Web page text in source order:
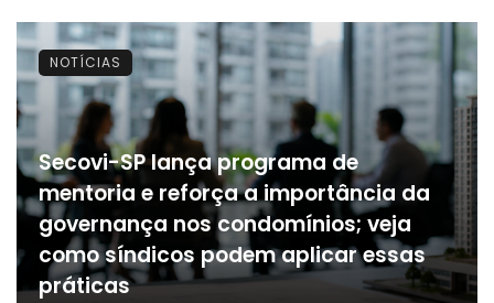
Secovi-SP lança programa de
mentoria e reforça a importância da
governança nos condomínios; veja
como síndicos podem aplicar essas
práticas
NOTÍCIAS